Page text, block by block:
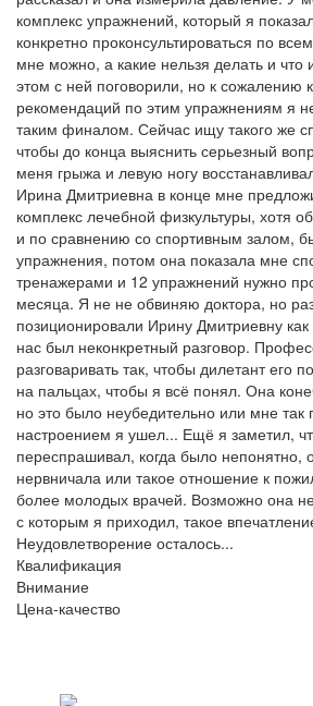
комплекс упражнений, который я
конкретно проконсультироваться по
мне можно, а какие нельзя делать и
этом с ней поговорили, но к сожалению
рекомендаций по этим упражнениям я
таким финалом. Сейчас ищу такого же
чтобы до конца выяснить серьезный
меня грыжа и левую ногу
Ирина Дмитриевна в конце мне
комплекс лечебной физкультуры, хотя
и по сравнению со спортивным залом,
упражнения, потом она показала мне
тренажерами и 12 упражнений нужно
месяца. Я не не обвиняю доктора, но
позиционировали Ирину Дмитриевну
нас был неконкретный разговор.
разговаривать так, чтобы дилетант его
на пальцах, чтобы я всё понял. Она
но это было неубедительно или мне так
настроением я ушел... Ещё я заметил,
переспрашивал, когда было непонятно,
нервничала или такое отношение к
более молодых врачей. Возможно она не
с которым я приходил, такое
Неудовлетворение осталось...
Квалификация
Внимание
Цена-качество